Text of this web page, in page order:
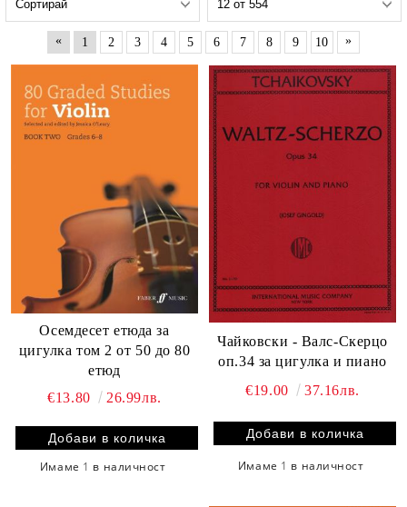
« 1 2 3 4 5 6 7 8 9 10 »
Осемдесет етюда за
цигулка том 2 от 50 до 80
етюд
€13.80
26.99лв.
Имаме 1 в наличност
Чайковски - Валс-Скерцо
оп.34 за цигулка и пиано
€19.00
37.16лв.
Имаме 1 в наличност